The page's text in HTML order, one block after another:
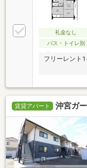
礼金なし
バス・トイレ別
フリーレント
賃貸アパート 沖宮ガ